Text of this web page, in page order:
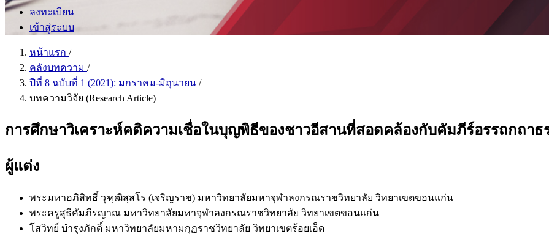
ลงทะเบียน
เข้าสู่ระบบ
หน้าแรก /
คลังบทความ /
ปีที่ 8 ฉบับที่ 1 (2021): มกราคม-มิถุนายน /
บทความวิจัย (Research Article)
การศึกษาวิเคราะห์คติความเชื่อในบุญพิธีของชาวอีสานที่สอดคล้องกับคัมภีร์อรรถกถาธ
ผู้แต่ง
พระมหาอภิสิทธิ์ วุฑฺฒิสฺสโร (เจริญราช) มหาวิทยาลัยมหาจุฬาลงกรณราชวิทยาลัย วิทยาเขตขอนแก่น
พระครูสุธีคัมภีรญาณ มหาวิทยาลัยมหาจุฬาลงกรณราชวิทยาลัย วิทยาเขตขอนแก่น
โสวิทย์ บำรุงภักดิ์ มหาวิทยาลัยมหามกุฏราชวิทยาลัย วิทยาเขตร้อยเอ็ด